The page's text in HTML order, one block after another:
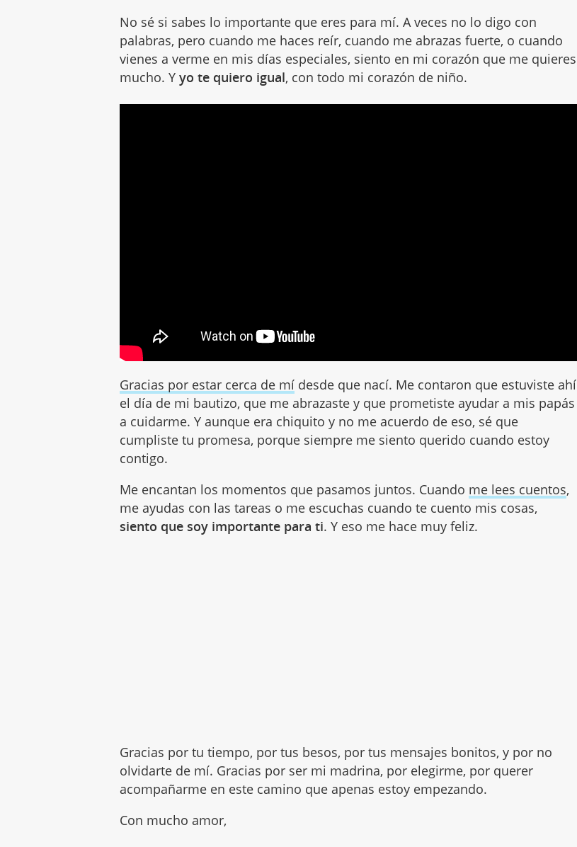
No sé si sabes lo importante que eres para mí. A veces no lo digo con
palabras, pero cuando me haces reír, cuando me abrazas fuerte, o cuando
vienes a verme en mis días especiales, siento en mi corazón que me quieres
mucho. Yyo te quiero igual, con todo mi corazón de niño.
Gracias por estar cerca de mí desde que nací. Me contaron que estuviste ahí
el día de mi bautizo, que me abrazaste y que prometiste ayudar a mis papás
a cuidarme. Y aunque era chiquito y no me acuerdo de eso, sé que
cumpliste tu promesa, porque siempre me siento querido cuando estoy
contigo.
Me encantan los momentos que pasamos juntos. Cuando me lees cuentos,
me ayudas con las tareas o me escuchas cuando te cuento mis cosas,
siento que soy importante para ti. Y eso me hace muy feliz.
Gracias por tu tiempo, por tus besos, por tus mensajes bonitos, y por no
olvidarte de mí. Gracias por ser mi madrina, por elegirme, por querer
acompañarme en este camino que apenas estoy empezando.
Con mucho amor,